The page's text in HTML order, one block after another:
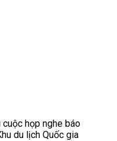
cuộc họp nghe báo
du lịch Quốc gia